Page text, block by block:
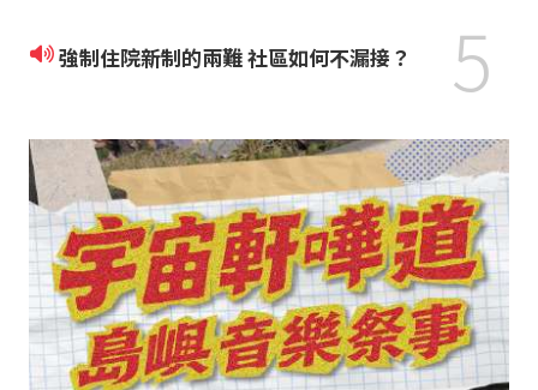
強制住院新制的兩難 社區如何不漏接？ 5